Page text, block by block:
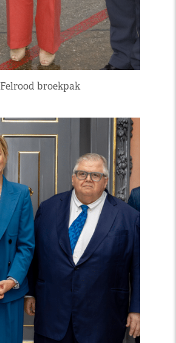
Felrood broekpak